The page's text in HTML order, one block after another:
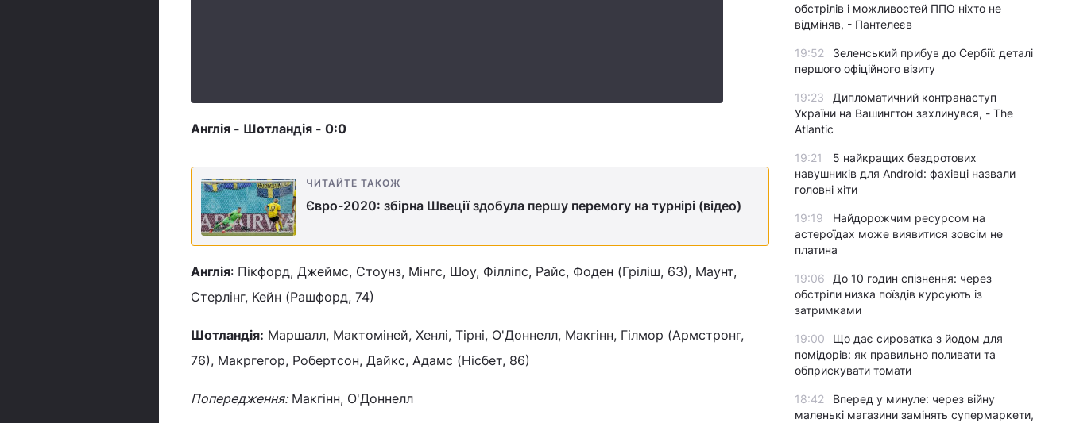
Англія - Шотландія - 0:0
ЧИТАЙТЕ ТАКОЖ
Євро-2020: збірна Швеції здобула першу перемогу на турнірі (відео)
Англія: Пікфорд, Джеймс, Стоунз, Мінгс, Шоу, Філліпс, Райс, Фоден (Гріліш, 63), Маунт,
Стерлінг, Кейн (Рашфорд, 74)
Шотландія: Маршалл, Мактоміней, Хенлі, Тірні, О'Доннелл, Макгінн, Гілмор (Армстронг,
76), Макргегор, Робертсон, Дайкс, Адамс (Нісбет, 86)
Попередження:Макгінн, О'Доннелл
обстрілів і можливостей ППО ніхто не
відміняв, - Пантелеєв
19:52
Зеленський прибув до Сербії: деталі
першого офіційного візиту
19:23
Дипломатичний контранаступ
України на Вашингтон захлинувся, - The
Atlantic
19:21
5 найкращих бездротових
навушників для Android: фахівці назвали
головні хіти
19:19
Найдорожчим ресурсом на
астероїдах може виявитися зовсім не
платина
19:06
До 10 годин спізнення: через
обстріли низка поїздів курсують із
затримками
19:00
Що дає сироватка з йодом для
помідорів: як правильно поливати та
обприскувати томати
18:42
Вперед у минуле: через війну
маленькі магазини замінять супермаркети,